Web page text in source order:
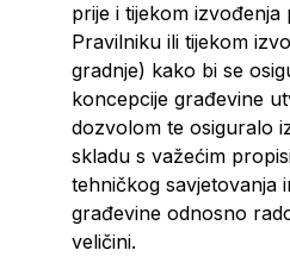
prije i tijekom
Pravilniku ili tijekom
gradnje) kako bi se
koncepcije građevine
dozvolom te osiguralo
skladu s važećim
tehničkog savjetovanja
građevine odnosno
veličini.